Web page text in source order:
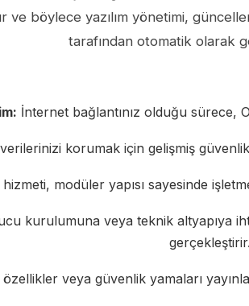
ve böylece yazılım yönetimi,
tarafından otomatik olarak
İnternet bağlantınız olduğu sürece,
korumak için gelişmiş
modüler yapısı sayesinde
kurulumuna veya teknik altyapıya
gerçekleştirir.
özellikler veya güvenlik yamaları